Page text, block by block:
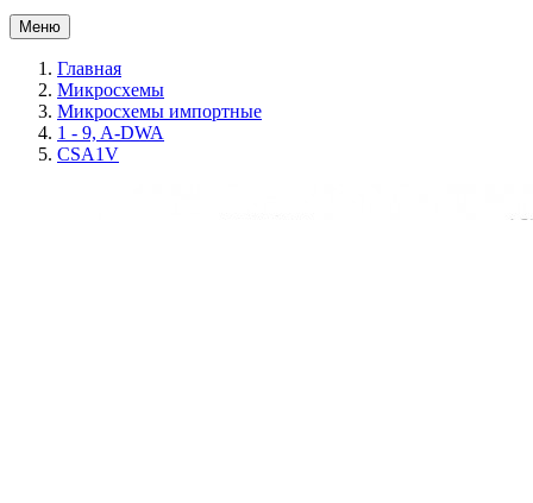
Меню
Главная
Микросхемы
Микросхемы импортные
1 - 9, A-DWA
CSA1V